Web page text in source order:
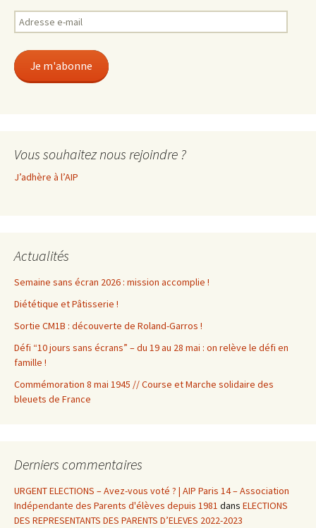
Adresse
e-
Je m'abonne
Vous souhaitez nous rejoindre ?
J’adhère à l’AIP
Actualités
Semaine sans écran 2026 : mission accomplie !
Diététique et Pâtisserie !
Sortie CM1B : découverte de Roland-Garros !
Défi “10 jours sans écrans” – du 19 au 28 mai : on relève le défi en
famille !
Commémoration 8 mai 1945 // Course et Marche solidaire des
bleuets de France
Derniers commentaires
URGENT ELECTIONS – Avez-vous voté ? | AIP Paris 14 – Association
Indépendante des Parents d'élèves depuis 1981 dans ELECTIONS
DES REPRESENTANTS DES PARENTS D’ELEVES 2022-2023